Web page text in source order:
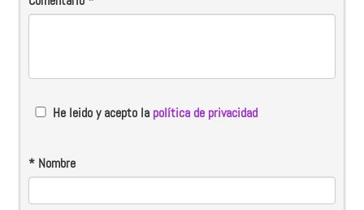
He leido y acepto la política de privacidad
* Nombre